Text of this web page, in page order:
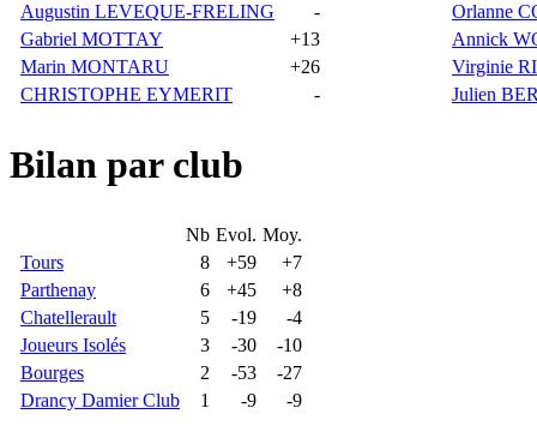
Augustin LEVEQUE-FRELING
-
Gabriel MOTTAY
+13
Marin MONTARU
+26
CHRISTOPHE EYMERIT
-
Orlanne
Annick
Virginie
Julien
Bilan par club
Nb Evol. Moy.
Tours
8 +59
+7
Parthenay
6 +45
+8
Chatellerault
5 -19
-4
Joueurs Isolés
3 -30
-10
Bourges
2 -53
-27
Drancy Damier Club
1 -9 -9